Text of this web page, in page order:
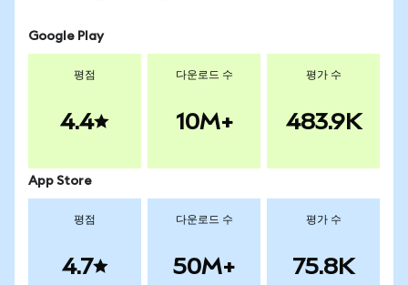
Google Play
평점
4.4
다운로드 수
10M+
평가 수
483.9K
App Store
평점
4.7
다운로드 수
50M+
평가 수
75.8K